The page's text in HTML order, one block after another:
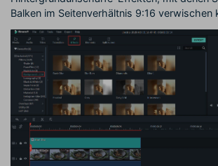
Balken im Seitenverhältnis 9:16 verwischen